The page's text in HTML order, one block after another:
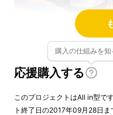
応援購入する
購入の仕組みを知
このプロジェクトはAll in型で
ト終了日の2017年09月28日